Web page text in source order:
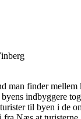
man finder
indbyggere
til byen i de